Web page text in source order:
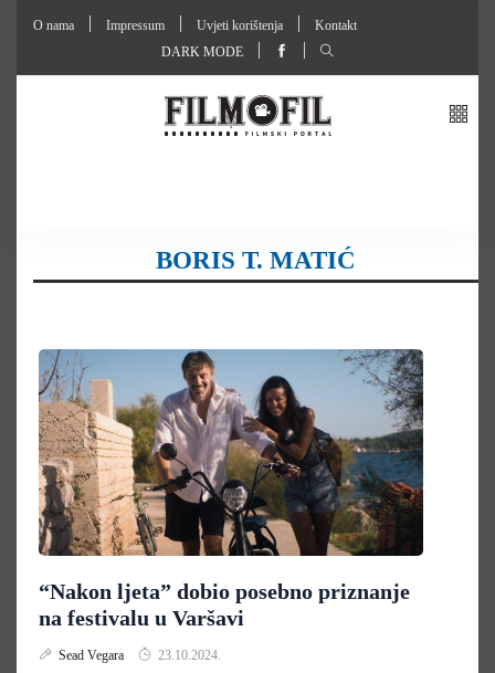
O nama Impressum Uvjeti korištenja
Kontakt
DARK MODE
BORIS T. MATIĆ
“Nakon ljeta” dobio posebno priznanje
na festivalu u Varšavi
Sead Vegara 23.10.2024.